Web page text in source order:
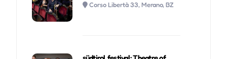
Corso Libertà 33, Merano, BZ